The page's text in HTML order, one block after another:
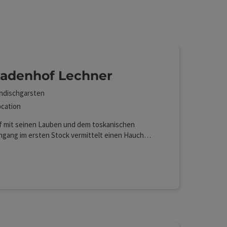
verfeinert werden kann. Die Ergebnisse in
Lechner
mit seinen Lauben und dem toskanischen
im ersten Stock vermittelt einen Hauch